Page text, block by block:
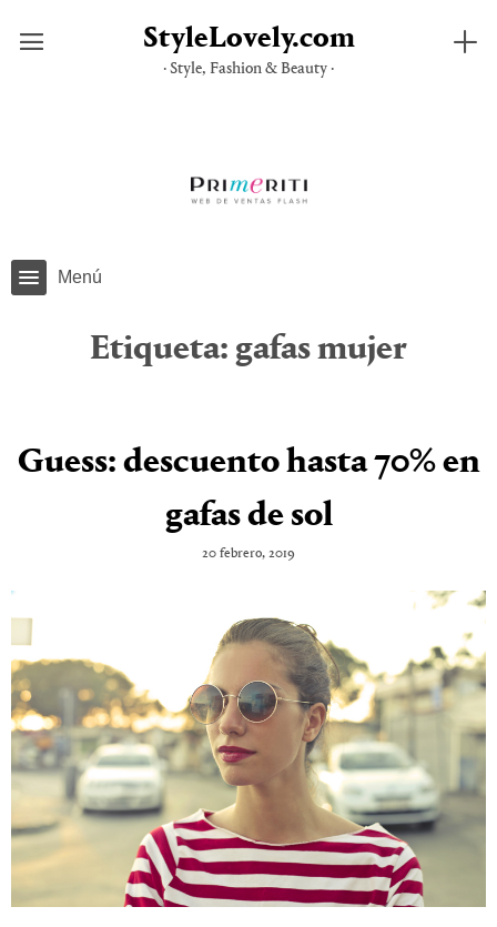
StyleLovely.com
· Style, Fashion & Beauty ·
Menú
Etiqueta: gafas mujer
Guess: descuento hasta 70% en
gafas de sol
20 febrero, 2019